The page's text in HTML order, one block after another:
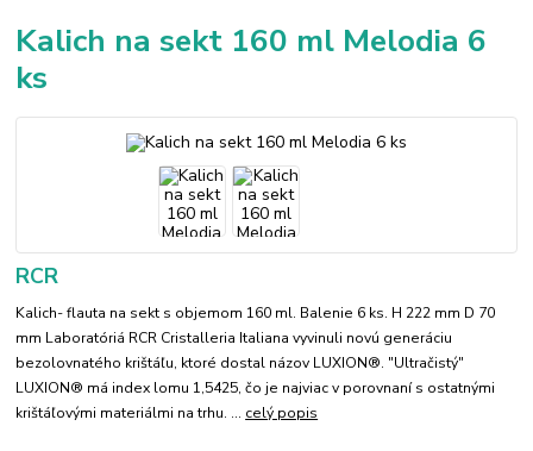
Kalich na sekt 160 ml Melodia 6
ks
RCR
Kalich- flauta na sekt s objemom 160 ml. Balenie 6 ks. H 222 mm D 70
mm Laboratóriá RCR Cristalleria Italiana vyvinuli novú generáciu
bezolovnatého krištáľu, ktoré dostal názov LUXION®. "Ultračistý"
LUXION® má index lomu 1,5425, čo je najviac v porovnaní s ostatnými
krištáľovými materiálmi na trhu. ... celý popis